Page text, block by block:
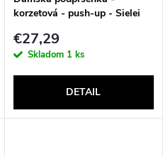
korzetová - push-up - Sielei
€27,29
Skladom 1 ks
DETAIL